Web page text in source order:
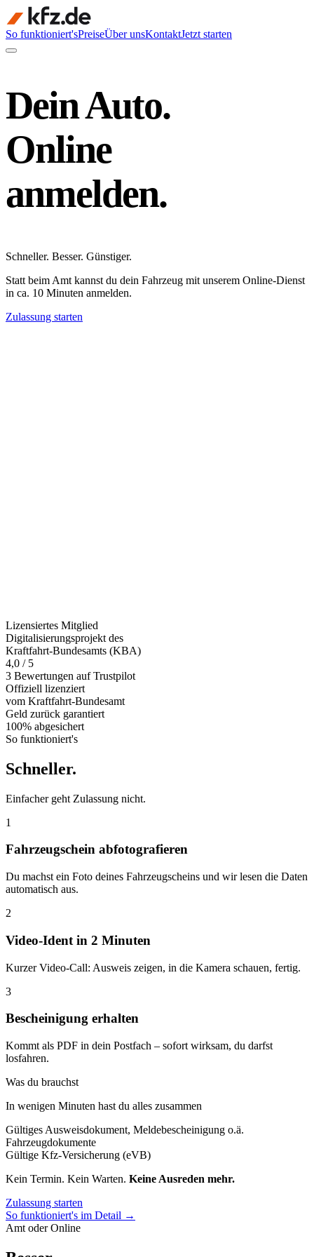
So funktioniert'sPreiseÜber unsKontaktJetzt starten
Dein Auto.
Online
anmelden.
Schneller. Besser. Günstiger.
Statt beim Amt kannst du dein Fahrzeug mit unserem Online-Dienst
in ca. 10 Minuten anmelden.
Zulassung starten
Lizensiertes Mitglied
Digitalisierungsprojekt des
Kraftfahrt-Bundesamts (KBA)
4,0 / 5
3 Bewertungen auf Trustpilot
Offiziell lizenziert
vom Kraftfahrt-Bundesamt
Geld zurück garantiert
100% abgesichert
So funktioniert's
Schneller.
Einfacher geht Zulassung nicht.
1
Fahrzeugschein abfotografieren
Du machst ein Foto deines Fahrzeugscheins und wir lesen die Daten
automatisch aus.
2
Video-Ident in 2 Minuten
Kurzer Video-Call: Ausweis zeigen, in die Kamera schauen, fertig.
3
Bescheinigung erhalten
Kommt als PDF in dein Postfach – sofort wirksam, du darfst
losfahren.
Was du brauchst
In wenigen Minuten hast du alles zusammen
Gültiges Ausweisdokument, Meldebescheinigung o.ä.
Fahrzeugdokumente
Gültige Kfz-Versicherung (eVB)
Kein Termin. Kein Warten. Keine Ausreden mehr.
Zulassung starten
So funktioniert's im Detail →
Amt oder Online